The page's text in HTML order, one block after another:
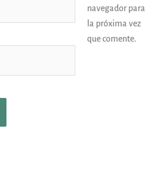
navegador para
la próxima vez
que comente.